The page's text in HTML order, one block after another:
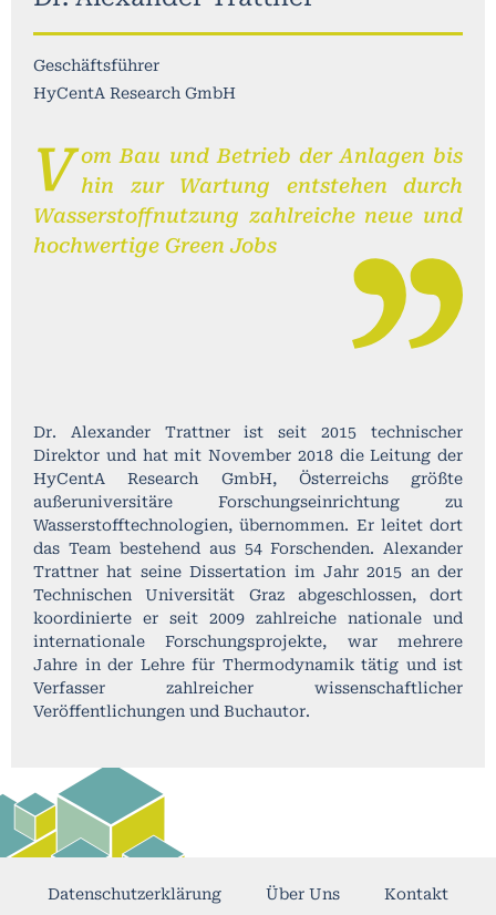
Geschäftsführer
HyCentA Research GmbH
V om Bau und Betrieb der Anlagen bis
hin zur Wartung entstehen durch
Wasserstoffnutzung zahlreiche neue und
hochwertige Green Jobs
Dr. Alexander Trattner ist seit 2015 technischer
Direktor und hat mit November 2018 die Leitung der
HyCentA Research GmbH, Österreichs größte
außeruniversitäre Forschungseinrichtung zu
Wasserstofftechnologien, übernommen. Er leitet dort
das Team bestehend aus 54 Forschenden. Alexander
Trattner hat seine Dissertation im Jahr 2015 an der
Technischen Universität Graz abgeschlossen, dort
koordinierte er seit 2009 zahlreiche nationale und
internationale Forschungsprojekte, war mehrere
Jahre in der Lehre für Thermodynamik tätig und ist
Verfasser zahlreicher wissenschaftlicher
Veröffentlichungen und Buchautor.
Datenschutzerklärung Über Uns Kontakt